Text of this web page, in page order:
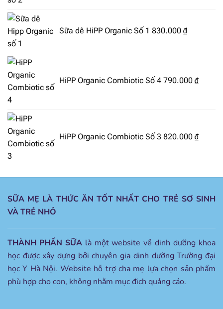
Sữa dê HiPP Organic Số 1 830.000 ₫
HiPP Organic Combiotic Số 4 790.000 ₫
HiPP Organic Combiotic Số 3 820.000 ₫
SỮA MẸ LÀ THỨC ĂN TỐT NHẤT CHO TRẺ SƠ SINH
VÀ TRẺ NHỎ
THÀNH PHẦN SỮA là một website về dinh dưỡng khoa
học được xây dựng bởi chuyên gia dinh dưỡng Trường đại
học Y Hà Nội. Website hỗ trợ cha mẹ lựa chọn sản phẩm
phù hợp cho con, không nhằm mục đich quảng cáo.